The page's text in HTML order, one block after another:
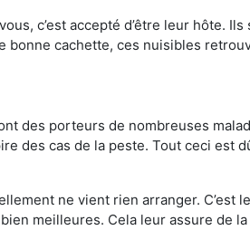
c’est accepté d’être leur hôte.
cachette, ces nuisibles
des porteurs de nombreuses
des cas de la peste. Tout ceci est
ne vient rien arranger.
meilleures. Cela leur assure de